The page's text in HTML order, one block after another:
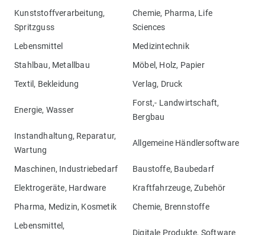
Kunststoffverarbeitung,
Spritzguss
Chemie, Pharma, Life
Sciences
Lebensmittel
Medizintechnik
Stahlbau, Metallbau
Möbel, Holz, Papier
Textil, Bekleidung
Verlag, Druck
Energie, Wasser
Forst,- Landwirtschaft,
Bergbau
Instandhaltung, Reparatur,
Wartung
Allgemeine Händlersoftware
Maschinen, Industriebedarf
Baustoffe, Baubedarf
Elektrogeräte, Hardware
Kraftfahrzeuge, Zubehör
Pharma, Medizin, Kosmetik
Chemie, Brennstoffe
Lebensmittel,
Digitale Produkte, Software